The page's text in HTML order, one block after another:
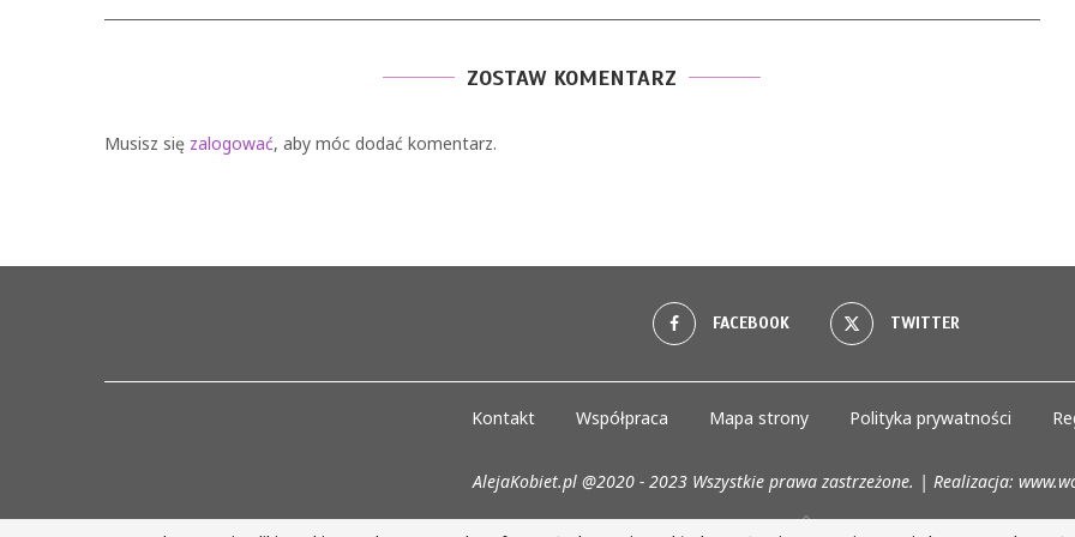
ZOSTAW KOMENTARZ
Musisz się zalogować, aby móc dodać komentarz.
FACEBOOK TWITTER
Kontakt Współpraca Mapa strony Polityka prywatności
AlejaKobiet.pl @2020 - 2023 Wszystkie prawa zastrzeżone. | Realizacja: